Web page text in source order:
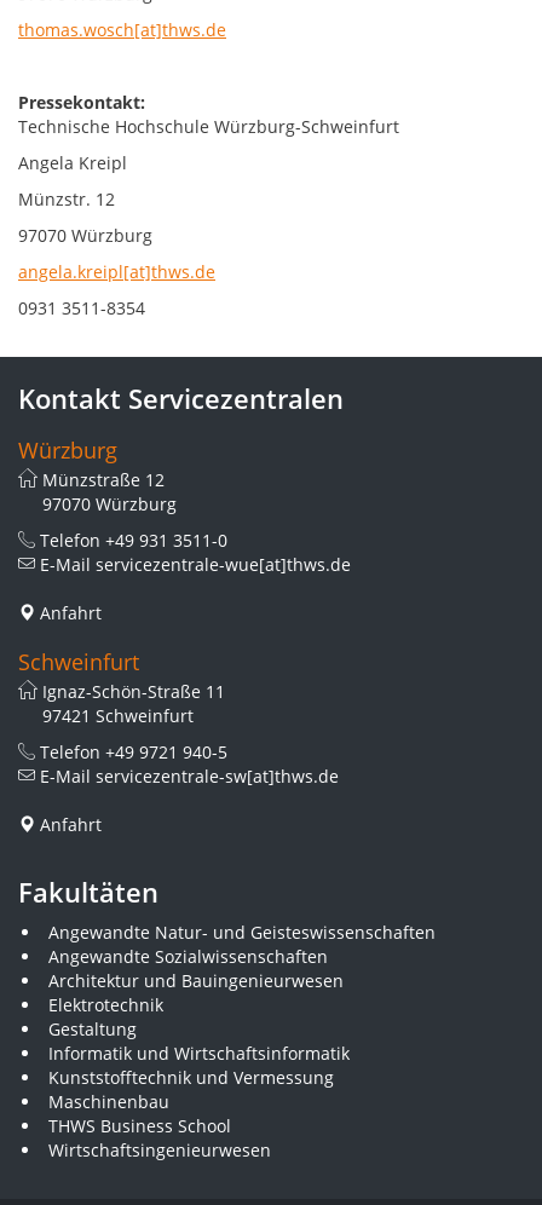
thomas.wosch[at]thws.de
Pressekontakt:
Technische Hochschule Würzburg-Schweinfurt
Angela Kreipl
Münzstr. 12
97070 Würzburg
angela.kreipl[at]thws.de
0931 3511-8354
Kontakt Servicezentralen
Würzburg
Münzstraße 12
97070 Würzburg
Telefon +49 931 3511-0
E-Mail servicezentrale-wue[at]thws.de
Anfahrt
Schweinfurt
Ignaz-Schön-Straße 11
97421 Schweinfurt
Telefon +49 9721 940-5
E-Mail servicezentrale-sw[at]thws.de
Anfahrt
Fakultäten
Angewandte Natur- und Geisteswissenschaften
Angewandte Sozialwissenschaften
Architektur und Bauingenieurwesen
Elektrotechnik
Gestaltung
Informatik und Wirtschaftsinformatik
Kunststofftechnik und Vermessung
Maschinenbau
THWS Business School
Wirtschaftsingenieurwesen